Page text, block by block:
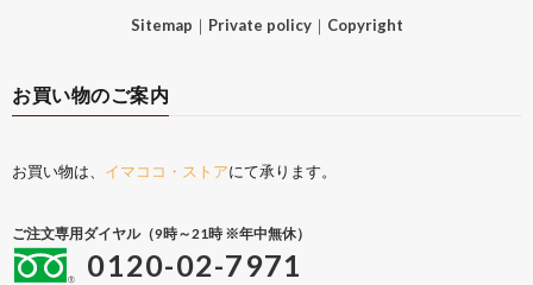
Sitemap ｜ Private policy｜ Copyright
お買い物のご案内
お買い物は、 イマココ・ストアにて承ります。
ご注文専用ダイヤル（9時～21時 ※年中無休）
0120-02-7971